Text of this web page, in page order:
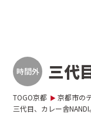
時間外 三代
TOGO京都 京都市の
三代目、カレー舎NANDI。